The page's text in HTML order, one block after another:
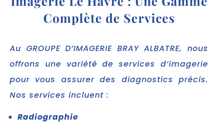
Complète de Services
Au GROUPE D’IMAGERIE BRAY ALBATRE, nous
offrons une variété de services d’imagerie
pour vous assurer des diagnostics précis.
Nos services incluent :
Radiographie